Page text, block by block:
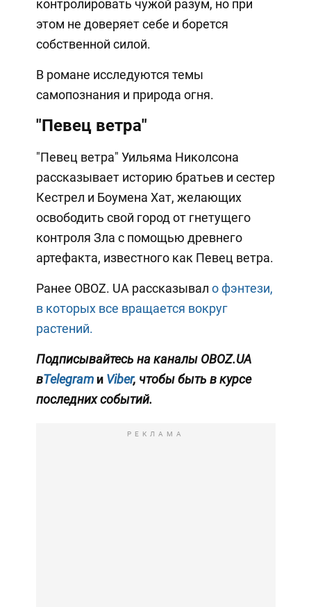
контролировать чужой разум, но при
этом не доверяет себе и борется
собственной силой.
В романе исследуются темы
самопознания и природа огня.
"Певец ветра"
"Певец ветра" Уильяма Николсона
рассказывает историю братьев и сестер
Кестрел и Боумена Хат, желающих
освободить свой город от гнетущего
контроля Зла с помощью древнего
артефакта, известного как Певец ветра.
Ранее OBOZ. UA рассказывал о фэнтези,
в которых все вращается вокруг
растений.
Подписывайтесь на каналы OBOZ.UA
вTelegramи Viber, чтобы быть в курсе
последних событий.
РЕКЛАМА